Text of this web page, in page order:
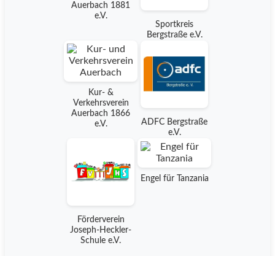
Auerbach 1881
e.V.
Sportkreis
Bergstraße e.V.
Kur- &
Verkehrsverein
Auerbach 1866
e.V.
ADFC Bergstraße
e.V.
Förderverein
Joseph-Heckler-
Schule e.V.
Engel für Tanzania